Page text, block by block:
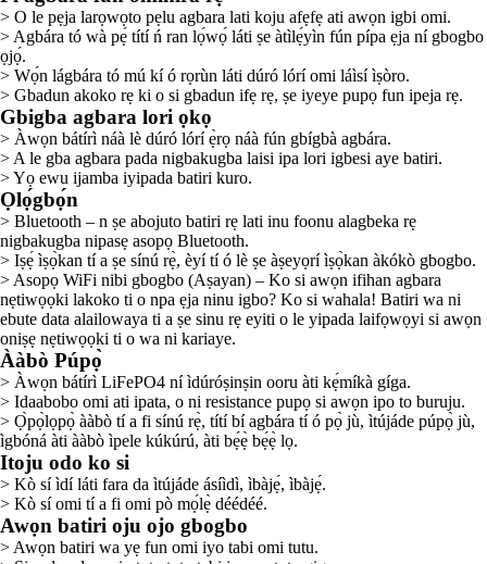
> O le pẹja larọwọto pẹlu agbara lati koju afẹfẹ ati awọn igbi omi.
> Agbára tó wà pẹ́ títí ń ran lọ́wọ́ láti ṣe àtìlẹ́yìn fún pípa ẹja ní gbogbo
ọjọ́.
> Wọ́n lágbára tó mú kí ó rọrùn láti dúró lórí omi láìsí ìṣòro.
> Gbadun akoko rẹ ki o si gbadun ifẹ rẹ, ṣe iyeye pupọ fun ipeja rẹ.
Gbigba agbara lori ọkọ
> Àwọn bátírì náà lè dúró lórí ẹ̀rọ náà fún gbígbà agbára.
> A le gba agbara pada nigbakugba laisi ipa lori igbesi aye batiri.
> Yọ ewu ijamba iyipada batiri kuro.
Ọlọ́gbọ́n
> Bluetooth – n ṣe abojuto batiri rẹ lati inu foonu alagbeka rẹ
nigbakugba nipasẹ asopọ Bluetooth.
> Iṣẹ́ ìṣọ̀kan tí a ṣe sínú rẹ̀, èyí tí ó lè ṣe àṣeyọrí ìṣọ̀kan àkókò gbogbo.
> Asopọ WiFi nibi gbogbo (Aṣayan) – Ko si awọn ifihan agbara
nẹtiwọọki lakoko ti o npa ẹja ninu igbo? Ko si wahala! Batiri wa ni
ebute data alailowaya ti a ṣe sinu rẹ eyiti o le yipada laifọwọyi si awọn
oniṣẹ nẹtiwọọki ti o wa ni kariaye.
Ààbò Púpọ̀
> Àwọn bátírì LiFePO4 ní ìdúróṣinṣin ooru àti kẹ́míkà gíga.
> Idaabobo omi ati ipata, o ni resistance pupọ si awọn ipo to buruju.
> Ọ̀pọ̀lọpọ̀ ààbò tí a fi sínú rẹ̀, títí bí agbára tí ó pọ̀ jù, ìtújáde púpọ̀ jù,
ìgbóná àti ààbò ìpele kúkúrú, àti bẹ́ẹ̀ bẹ́ẹ̀ lọ.
Itoju odo ko si
> Kò sí ìdí láti fara da ìtújáde ásíìdì, ìbàjẹ́, ìbàjẹ́.
> Kò sí omi tí a fi omi pò mọ́lẹ̀ déédéé.
Awọn batiri oju ojo gbogbo
> Awọn batiri wa yẹ fun omi iyo tabi omi tutu.